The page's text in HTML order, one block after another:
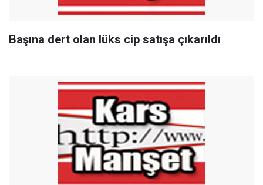
Başına dert olan lüks cip satışa çıkarıldı